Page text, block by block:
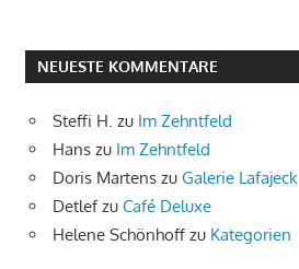
NEUESTE KOMMENTARE
Steffi H. zu Im Zehntfeld
Hans zu Im Zehntfeld
Doris Martens zu Galerie Lafajeck
Detlefzu Café Deluxe
Helene Schönhoff zu Kategorien